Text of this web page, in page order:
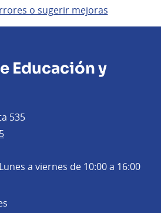
o sugerir mejoras
Educación y
535
Lunes a viernes de 10:00 a 16:00